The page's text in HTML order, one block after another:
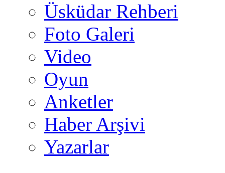
Üsküdar Rehberi
Foto Galeri
Video
Oyun
Anketler
Haber Arşivi
Yazarlar